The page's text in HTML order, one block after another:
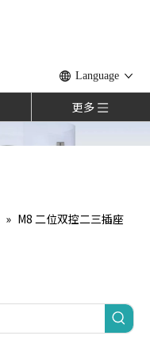
Language
更多
» M8 二位双控二三插座